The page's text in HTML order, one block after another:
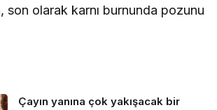
son olarak karnı burnunda pozunu
Çayın yanına çok yakışacak bir